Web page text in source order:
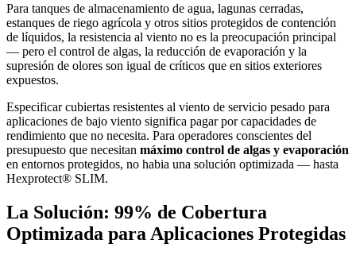
Para tanques de almacenamiento de agua, lagunas cerradas,
estanques de riego agrícola y otros sitios protegidos de contención
de líquidos, la resistencia al viento no es la preocupación principal
— pero el control de algas, la reducción de evaporación y la
supresión de olores son igual de críticos que en sitios exteriores
expuestos.
Especificar cubiertas resistentes al viento de servicio pesado para
aplicaciones de bajo viento significa pagar por capacidades de
rendimiento que no necesita. Para operadores conscientes del
presupuesto que necesitan máximo control de algas y evaporación
en entornos protegidos, no habia una solución optimizada — hasta
Hexprotect® SLIM.
La Solución: 99% de Cobertura
Optimizada para Aplicaciones Protegidas